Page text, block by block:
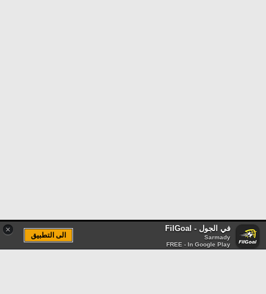
× في الجول - FilGoal
Sarmady
FREE - In Google Play
الى التطبيق